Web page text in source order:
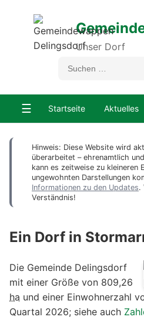
Unser Dorf
☰ Startseite Aktuelles
Hinweis: Diese Website wird
überarbeitet – ehrenamtlich
kann es zeitweise zu kleineren
ungewohnten Darstellungen
Informationen zu den Updates.
Verständnis!
Ein Dorf in
Die Gemeinde Delingsdorf
mit einer Größe von 809,26
ha und einer Einwohnerzahl
Quartal 2026; siehe auch